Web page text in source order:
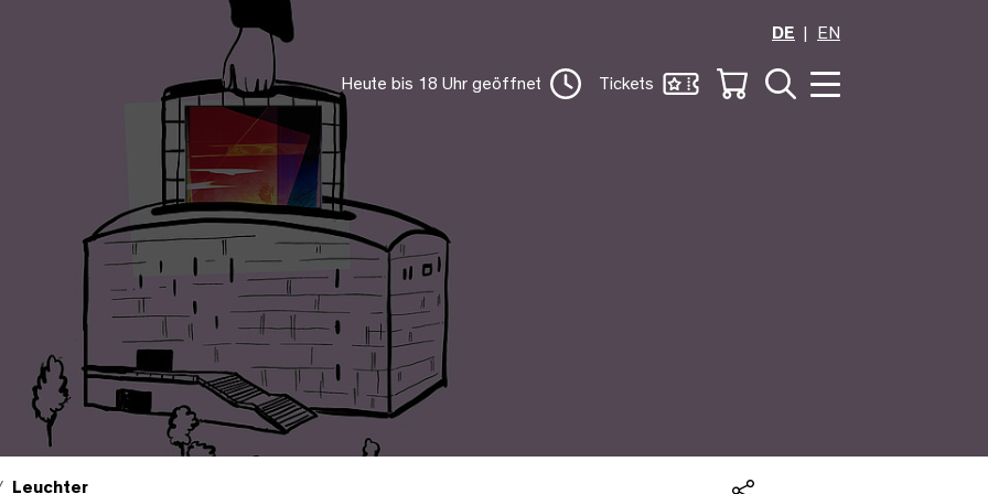
DE
EN
Heute bis 18 Uhr geöffnet Tickets
Leuchter